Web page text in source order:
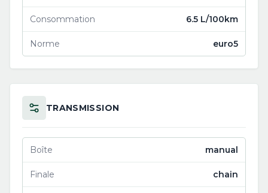
Consommation 6.5 L/100km
Norme euro5
TRANSMISSION
Boîte manual
Finale chain